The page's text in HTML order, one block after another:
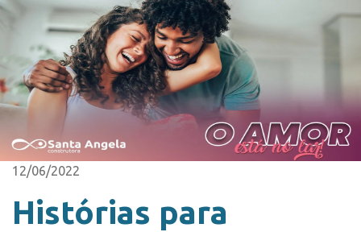
12/06/2022
Histórias para